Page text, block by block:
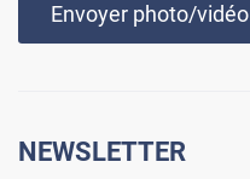
Envoyer photo/vidéo
NEWSLETTER